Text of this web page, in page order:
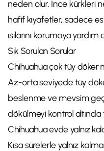
neden olur. İnce kürkleri
hafif kıyafetler, sadece
ısılarını korumaya yardım
Sık Sorulan Sorular
Chihuahua çok tüy döker
Az-orta seviyede tüy
beslenme ve mevsim
dökülmeyi kontrol altında
Chihuahua evde yalnız
Kısa sürelerle yalnız